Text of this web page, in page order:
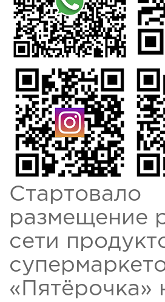
Стартовало
размещение
сети
«Пятёрочка»